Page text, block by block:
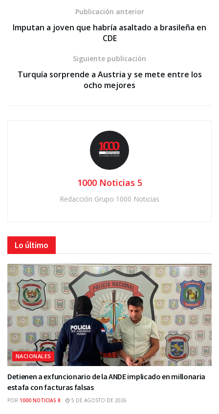
Publicación anterior
Imputan a joven que habría asaltado a brasileña en
CDE
Siguiente publicación
Turquía sorprende a Austria y se mete entre los
ocho mejores
1000 Noticias 5
Redacción Grupo 1000 Noticias
Lo último
NACIONALES
Detienen a exfuncionario de la ANDE implicado en millonaria
estafa con facturas falsas
POR 1000 NOTICIAS 8 5 DE AGOSTO DE 2026